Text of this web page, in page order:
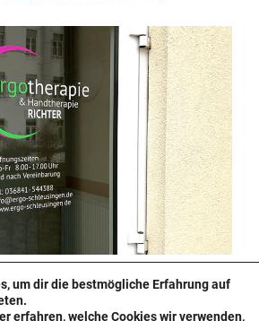
um dir die bestmögliche Erfahrung auf
erfahren, welche Cookies wir verwenden,